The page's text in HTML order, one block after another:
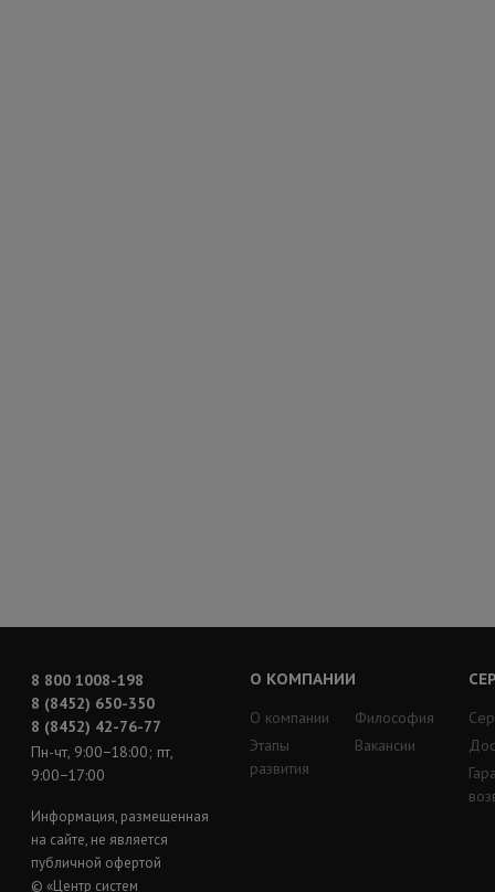
8 800 1008-198
8 (8452) 650-350
8 (8452) 42-76-77
Пн-чт, 9:00−18:00; пт,
9:00−17:00
Информация, размещенная
на сайте, не является
публичной офертой
© «Центр систем
О КОМПАНИИ
О компании
Этапы
развития
Философия
Вакансии